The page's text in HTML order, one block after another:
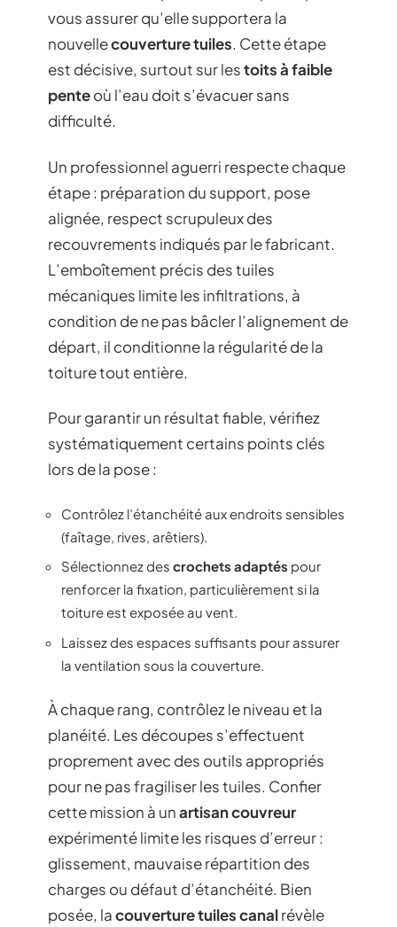
vous assurer qu’elle supportera la
nouvellecouverture tuiles. Cette étape
est décisive, surtout sur lestoits à faible
penteoù l’eau doit s’évacuer sans
difficulté.
Un professionnel aguerri respecte chaque
étape : préparation du support, pose
alignée, respect scrupuleux des
recouvrements indiqués par le fabricant.
L’emboîtement précis des tuiles
mécaniques limite les infiltrations, à
condition de ne pas bâcler l’alignement de
départ, il conditionne la régularité de la
toiture tout entière.
Pour garantir un résultat fiable, vérifiez
systématiquement certains points clés
lors de la pose :
Contrôlez l’étanchéité aux endroits sensibles
(faîtage, rives, arêtiers).
Sélectionnez des crochets adaptés pour
renforcer la fixation, particulièrement si la
toiture est exposée au vent.
Laissez des espaces suffisants pour assurer
la ventilation sous la couverture.
À chaque rang, contrôlez le niveau et la
planéité. Les découpes s’effectuent
proprement avec des outils appropriés
pour ne pas fragiliser les tuiles. Confier
cette mission à unartisan couvreur
expérimenté limite les risques d’erreur :
glissement, mauvaise répartition des
charges ou défaut d’étanchéité. Bien
posée, lacouverture tuiles canalrévèle